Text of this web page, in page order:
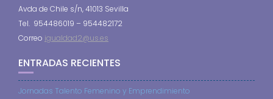
Avda de Chile s/n, 41013 Sevilla
Tel. 954486019 – 954482172
Correo igualdad2@us.es
ENTRADAS RECIENTES
Jornadas Talento Femenino y Emprendimiento